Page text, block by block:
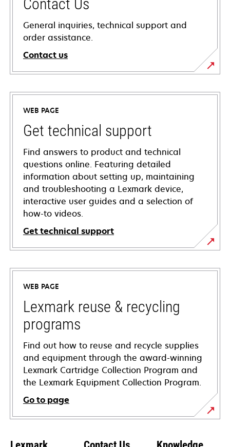
Contact Us
General inquiries, technical support and
order assistance.
Contact us
WEB PAGE
Get technical support
Find answers to product and technical
questions online. Featuring detailed
information about setting up, maintaining
and troubleshooting a Lexmark device,
interactive user guides and a selection of
how-to videos.
Get technical support
opens
in
new
tab
WEB PAGE
Lexmark reuse & recycling
programs
Find out how to reuse and recycle supplies
and equipment through the award-winning
Lexmark Cartridge Collection Program and
the Lexmark Equipment Collection Program.
Go to page